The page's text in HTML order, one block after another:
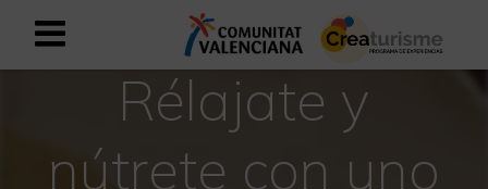
Registrarse como usuario
Registro empresarial
Español
Rélajate y
nútrete con uno